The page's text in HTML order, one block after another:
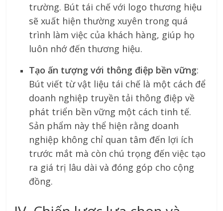
trường. Bút tái chế với logo thương hiệu
sẽ xuất hiện thường xuyên trong quá
trình làm việc của khách hàng, giúp họ
luôn nhớ đến thương hiệu.
Tạo ấn tượng với thông điệp bền vững:
Bút viết từ vật liệu tái chế là một cách để
doanh nghiệp truyền tải thông điệp về
phát triển bền vững một cách tinh tế.
Sản phẩm này thể hiện rằng doanh
nghiệp không chỉ quan tâm đến lợi ích
trước mắt mà còn chú trọng đến việc tạo
ra giá trị lâu dài và đóng góp cho cộng
đồng.